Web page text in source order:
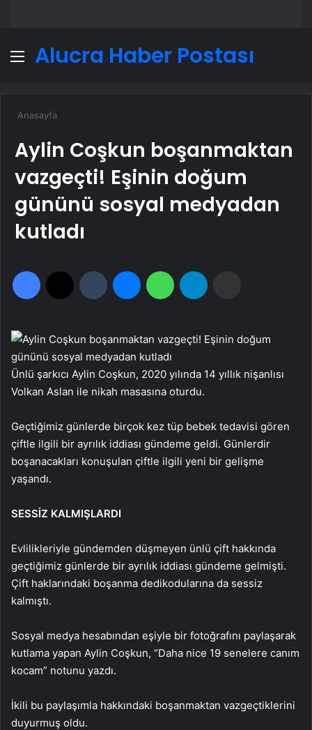
MenüAlucra Haber Postası
Anasayfa
Aylin Coşkun boşanmaktan
vazgeçti! Eşinin doğum
gününü sosyal medyadan
kutladı
Facebook Tumblr MessengerWhatsApp
Ünlü şarkıcı Aylin Coşkun, 2020 yılında 14 yıllık nişanlısı
Volkan Aslan ile nikah masasına oturdu.
Geçtiğimiz günlerde birçok kez tüp bebek tedavisi gören
çiftle ilgili bir ayrılık iddiası gündeme geldi. Günlerdir
boşanacakları konuşulan çiftle ilgili yeni bir gelişme
yaşandı.
SESSİZ KALMIŞLARDI
Evlilikleriyle gündemden düşmeyen ünlü çift hakkında
geçtiğimiz günlerde bir ayrılık iddiası gündeme gelmişti.
Çift haklarındaki boşanma dedikodularına da sessiz
kalmıştı.
Sosyal medya hesabından eşiyle bir fotoğrafını paylaşarak
kutlama yapan Aylin Coşkun, “Daha nice 19 senelere canım
kocam” notunu yazdı.
İkili bu paylaşımla hakkındaki boşanmaktan vazgeçtiklerini
duyurmuş oldu.